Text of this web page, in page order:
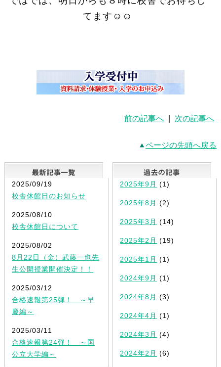
てます☺☺
前の記事へ 次の記事へ
ページの先頭へ戻る
最新記事一覧
2025/09/19
校舎休館日のお知らせ
2025/08/10
校舎休館日について
2025/08/02
8月22日（金）武藤一也先
生公開授業開催決定！！
2025/03/12
合格速報第25弾！ ～早
慶編～
2025/03/11
合格速報第24弾！ ～国
公立大学編～
2025年9月 (1)
2025年8月 (2)
2025年3月 (14)
2025年2月 (19)
2025年1月 (1)
2024年9月 (1)
2024年8月 (3)
2024年4月 (1)
2024年3月 (4)
2024年2月 (6)